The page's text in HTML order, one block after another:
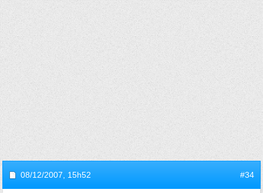
08/12/2007, 15h52 #34